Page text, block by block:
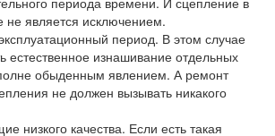
не является исключением.
период. В этом случае
естественное изнашивание отдельных
обыденным явлением. А ремонт
не должен вызывать никакого
низкого качества. Если есть такая